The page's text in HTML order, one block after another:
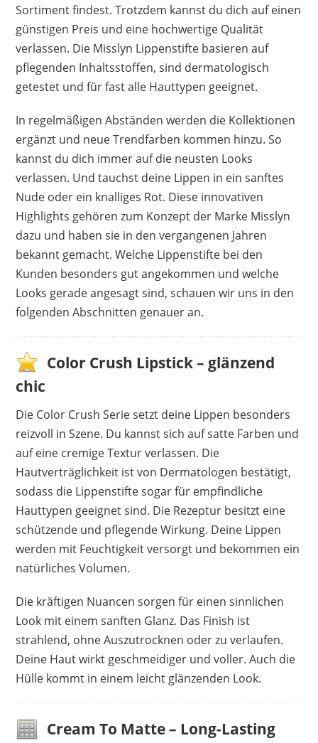
Vorteile
süßlicher Duft
flüssige Konsistenz
liefert mehr Volumen
Nachteile
Haltbarkeit begrenzt
klebt leicht
Sortiment findest. Trotzdem kannst du dich auf einen
günstigen Preis und eine hochwertige Qualität
verlassen. Die Misslyn Lippenstifte basieren auf
pflegenden Inhaltsstoffen, sind dermatologisch
getestet und für fast alle Hauttypen geeignet.
In regelmäßigen Abständen werden die Kollektionen
ergänzt und neue Trendfarben kommen hinzu. So
kannst du dich immer auf die neusten Looks
verlassen. Und tauchst deine Lippen in ein sanftes
Nude oder ein knalliges Rot. Diese innovativen
Highlights gehören zum Konzept der Marke Misslyn
dazu und haben sie in den vergangenen Jahren
bekannt gemacht. Welche Lippenstifte bei den
Kunden besonders gut angekommen und welche
Looks gerade angesagt sind, schauen wir uns in den
folgenden Abschnitten genauer an.
Color Crush Lipstick – glänzend
chic
Die Color Crush Serie setzt deine Lippen besonders
reizvoll in Szene. Du kannst sich auf satte Farben und
auf eine cremige Textur verlassen. Die
Hautverträglichkeit ist von Dermatologen bestätigt,
sodass die Lippenstifte sogar für empfindliche
Hauttypen geeignet sind. Die Rezeptur besitzt eine
schützende und pflegende Wirkung. Deine Lippen
werden mit Feuchtigkeit versorgt und bekommen ein
natürliches Volumen.
Die kräftigen Nuancen sorgen für einen sinnlichen
Look mit einem sanften Glanz. Das Finish ist
strahlend, ohne Auszutrocknen oder zu verlaufen.
Deine Haut wirkt geschmeidiger und voller. Auch die
Hülle kommt in einem leicht glänzenden Look.
Cream To Matte – Long-Lasting